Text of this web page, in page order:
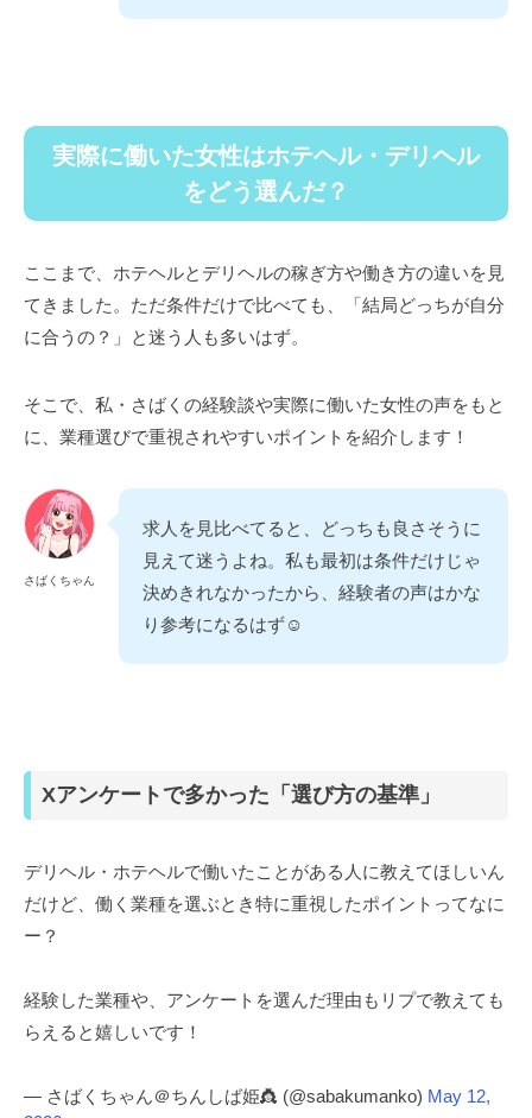
実際に働いた女性はホテヘル・デリヘル
をどう選んだ？
ここまで、ホテヘルとデリヘルの稼ぎ方や働き方の違いを見
てきました。ただ条件だけで比べても、「結局どっちが自分
に合うの？」と迷う人も多いはず。
そこで、私・さばくの経験談や実際に働いた女性の声をもと
に、業種選びで重視されやすいポイントを紹介します！
さばくちゃん
求人を見比べてると、どっちも良さそうに
見えて迷うよね。私も最初は条件だけじゃ
決めきれなかったから、経験者の声はかな
り参考になるはず☺️
Xアンケートで多かった「選び方の基準」
デリヘル・ホテヘルで働いたことがある人に教えてほしいん
だけど、働く業種を選ぶとき特に重視したポイントってなに
ー？
経験した業種や、アンケートを選んだ理由もリプで教えても
らえると嬉しいです！
— さばくちゃん＠ちんしば姫👸 (@sabakumanko) May 12,